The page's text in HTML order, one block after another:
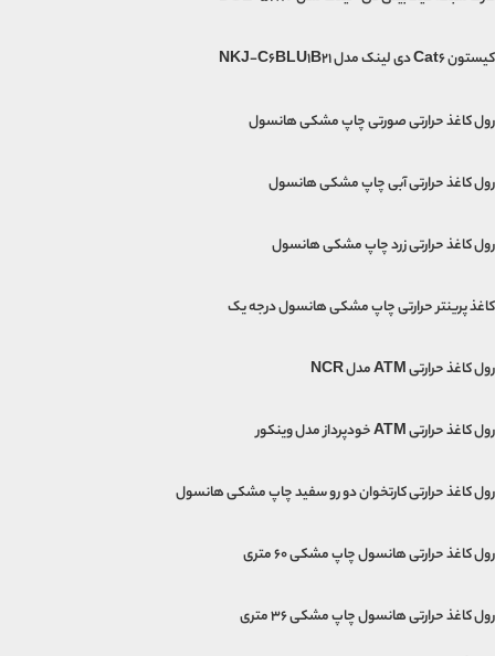
کیستون Cat6 دی لینک مدل NKJ-C6BLU1B21
رول کاغذ حرارتی صورتی چاپ مشکی هانسول
رول کاغذ حرارتی آبی چاپ مشکی هانسول
رول کاغذ حرارتی زرد چاپ مشکی هانسول
کاغذ پرینتر حرارتی چاپ مشکی هانسول درجه یک
رول کاغذ حرارتی ATM مدل NCR
رول کاغذ حرارتی ATM خودپرداز مدل وینکور
رول کاغذ حرارتی کارتخوان دو رو سفید چاپ مشکی هانسول
رول کاغذ حرارتی هانسول چاپ مشکی 60 متری
رول کاغذ حرارتی هانسول چاپ مشکی 36 متری